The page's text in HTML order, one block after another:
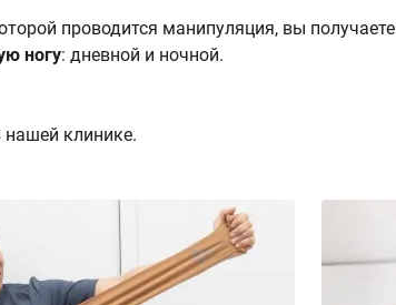
проводится манипуляция, вы получаете
ногу: дневной и ночной.
нашей клинике.